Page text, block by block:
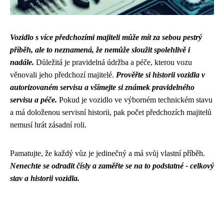
Vozidlo s více předchozími majiteli může mít za sebou pestrý
příběh, ale to neznamená, že nemůže sloužit spolehlivě i
nadále. Důležitá je pravidelná údržba a péče, kterou vozu
věnovali jeho předchozí majitelé. Prověřte si historii vozidla v
autorizovaném servisu a všímejte si známek pravidelného
servisu a péče. Pokud je vozidlo ve výborném technickém stavu
a má doloženou servisní historii, pak počet předchozích majitelů
nemusí hrát zásadní roli.
Pamatujte, že každý vůz je jedinečný a má svůj vlastní příběh.
Nenechte se odradit čísly a zaměřte se na to podstatné - celkový
stav a historii vozidla.